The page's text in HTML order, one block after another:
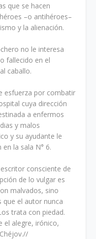
que se hacen
–o antihéroes–
y la alienación.
no le interesa
fallecido en el
caballo.
esfuerza por combatir
cuya dirección
a enfermos
y malos
y su ayudante le
la sala N° 6.
consciente de
de lo vulgar es
malvados, sino
que el autor nunca
trata con piedad.
el alegre, irónico,